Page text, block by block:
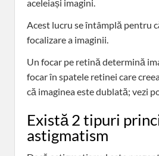
aceleiași imagini.
Acest lucru se întâmplă pentru
focalizare a imaginii.
Un focar pe retină determină
focar în spatele retinei care
că imaginea este dublată; vezi
Există 2 tipuri
astigmatism